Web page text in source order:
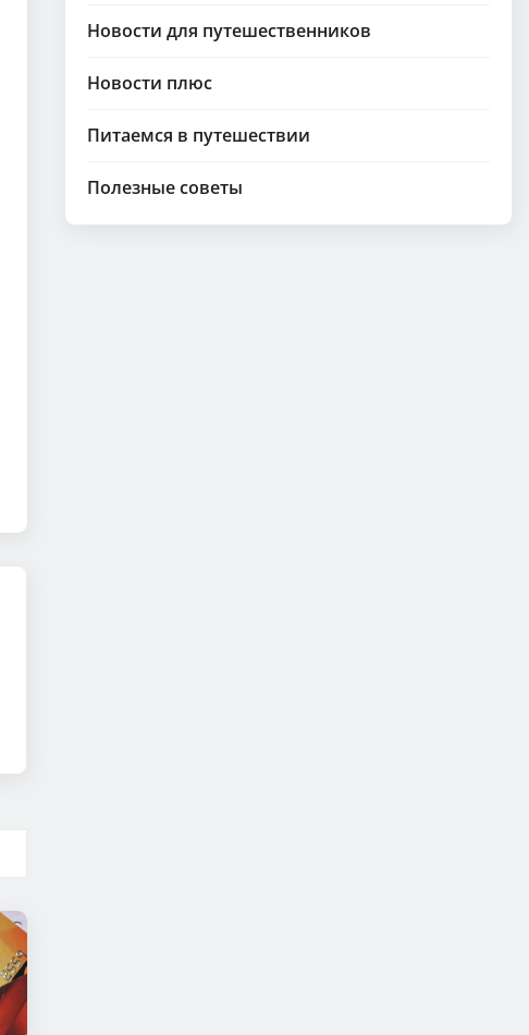
Новости для путешественников
Новости плюс
Питаемся в путешествии
Полезные советы